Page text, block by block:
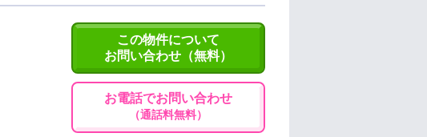
この物件について
お問い合わせ（無料）
お電話でお問い合わせ
（通話料無料）